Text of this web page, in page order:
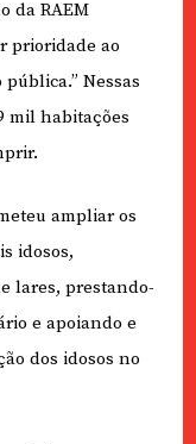
da RAEM
prioridade ao
Nessas
mil habitações
ampliar os
idosos,
lares, prestando-
e apoiando e
dos idosos no